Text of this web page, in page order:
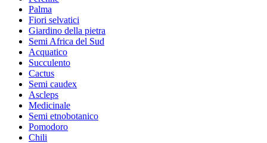
Palma
Fiori selvatici
Giardino della pietra
Semi Africa del Sud
Acquatico
Succulento
Cactus
Semi caudex
Ascleps
Medicinale
Semi etnobotanico
Pomodoro
Chili